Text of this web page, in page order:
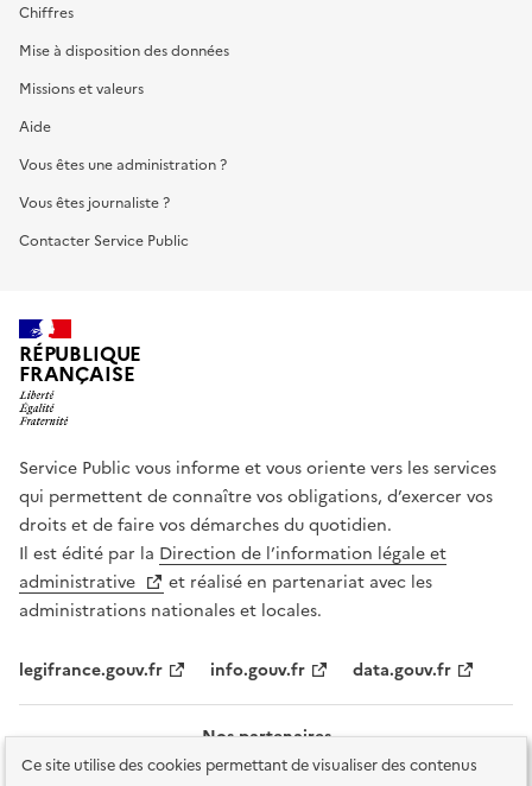
Ce site utilise des cookies permettant de visualiser des contenus
Chiffres
Mise à disposition des données
Missions et valeurs
Aide
Vous êtes une administration ?
Vous êtes journaliste ?
Contacter Service Public
RÉPUBLIQUE
FRANÇAISE
Service Public vous informe et vous oriente vers les services
qui permettent de connaître vos obligations, d’exercer vos
droits et de faire vos démarches du quotidien.
Il est édité par la Direction de l’information légale et
administrative
et réalisé en partenariat avec les
administrations nationales et locales.
legifrance.gouv.fr info.gouv.fr data.gouv.fr
Nos partenaires